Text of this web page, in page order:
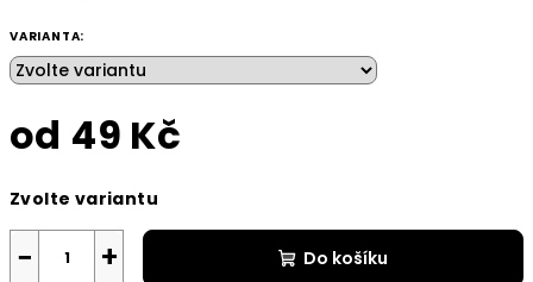
VARIANTA:
od 49 Kč
cena:
Zvolte variantu
+
− Do košíku